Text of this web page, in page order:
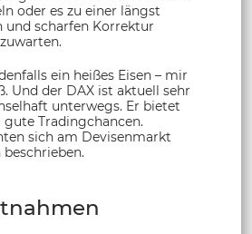
oder es zu einer längst
und scharfen Korrektur
ein heißes Eisen – mir
Und der DAX ist aktuell sehr
unterwegs. Er bietet
Tradingchancen.
sich am Devisenmarkt